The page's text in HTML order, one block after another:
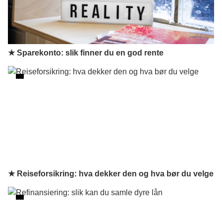
★ Sparekonto: slik finner du en god rente
★ Reiseforsikring: hva dekker den og hva bør du velge